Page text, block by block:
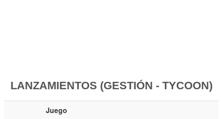
LANZAMIENTOS (GESTIÓN - TYCOON)
Juego